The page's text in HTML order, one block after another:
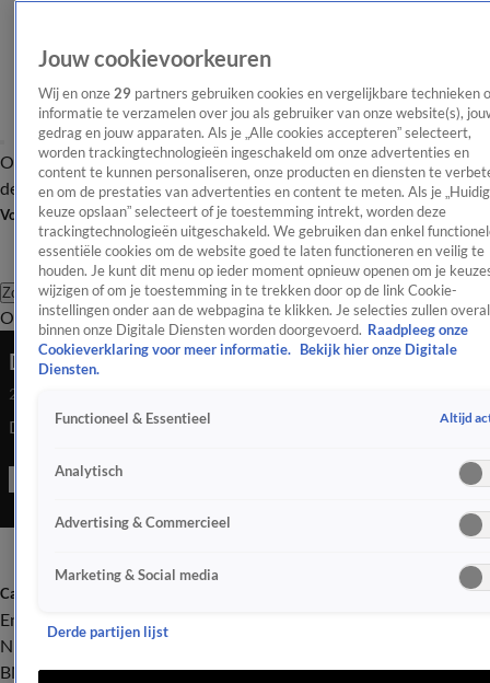
OverzichtAfleveringen Entertainment TV Algemeen
Tip
de redactieNieuwsbrief
Volg Shownieuws
Zoeken
OverzichtEntertainmentSpraakmakendRealityCrimeVideo's
Daniël en Kisha winnen livefinale Een Eigen Huis
26 okt 2024, 17:08
Daniël en Kisha winnen livefinale Een Eigen Huis
Categorieën
Entertainment
Nieuws
BN'ers
Jouw cookievoorkeuren
Wij en onze 29 partners gebruiken cookies en vergelijkbare technieken
informatie te verzamelen over jou als gebruiker van onze website(s),
gedrag en jouw apparaten. Als je „Alle cookies accepteren” selecteert,
worden trackingtechnologieën ingeschakeld om onze advertenties en
content te kunnen personaliseren, onze producten en diensten te
en om de prestaties van advertenties en content te meten. Als je
keuze opslaan” selecteert of je toestemming intrekt, worden deze
trackingtechnologieën uitgeschakeld. We gebruiken dan enkel
essentiële cookies om de website goed te laten functioneren en veilig te
houden. Je kunt dit menu op ieder moment opnieuw openen om je
wijzigen of om je toestemming in te trekken door op de link Cookie-
instellingen onder aan de webpagina te klikken. Je selecties zullen overal
binnen onze Digitale Diensten worden doorgevoerd. Raadpleeg onze
Cookieverklaring voor meer informatie.
Bekijk hier onze Digitale
Diensten.
Functioneel & Essentieel Altijd
Analytisch
Advertising & Commercieel
Marketing & Social media
Derde partijen lijst